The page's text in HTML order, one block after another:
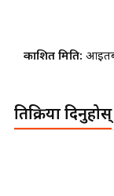
प्रकाशित मिति:
प्रतिक्रिया दिनुहोस्